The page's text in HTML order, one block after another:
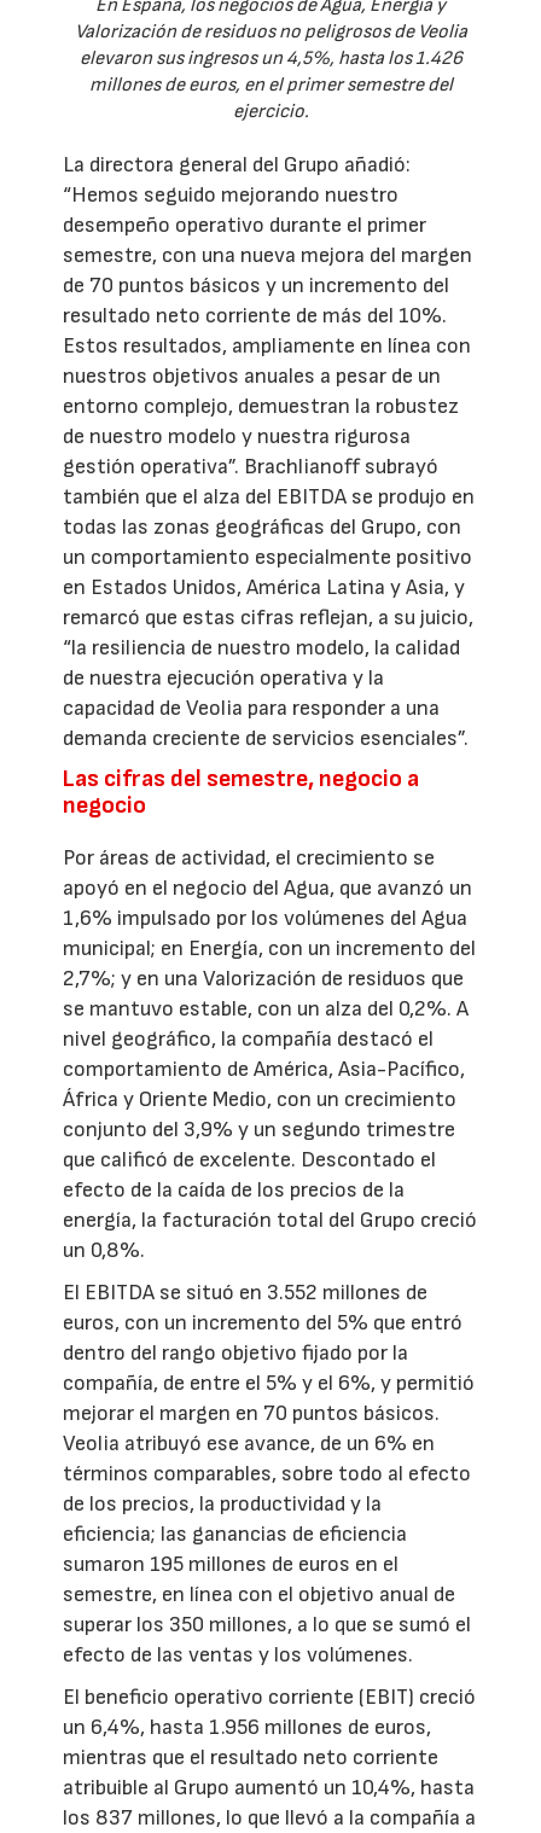
En España, los negocios de Agua, Energía y
Valorización de residuos no peligrosos de Veolia
elevaron sus ingresos un 4,5%, hasta los 1.426
millones de euros, en el primer semestre del
ejercicio.
La directora general del Grupo añadió:
“Hemos seguido mejorando nuestro
desempeño operativo durante el primer
semestre, con una nueva mejora del margen
de 70 puntos básicos y un incremento del
resultado neto corriente de más del 10%.
Estos resultados, ampliamente en línea con
nuestros objetivos anuales a pesar de un
entorno complejo, demuestran la robustez
de nuestro modelo y nuestra rigurosa
gestión operativa”. Brachlianoff subrayó
también que el alza del EBITDA se produjo en
todas las zonas geográficas del Grupo, con
un comportamiento especialmente positivo
en Estados Unidos, América Latina y Asia, y
remarcó que estas cifras reflejan, a su juicio,
“la resiliencia de nuestro modelo, la calidad
de nuestra ejecución operativa y la
capacidad de Veolia para responder a una
demanda creciente de servicios esenciales”.
Las cifras del semestre, negocio a
negocio
Por áreas de actividad, el crecimiento se
apoyó en el negocio del Agua, que avanzó un
1,6% impulsado por los volúmenes del Agua
municipal; en Energía, con un incremento del
2,7%; y en una Valorización de residuos que
se mantuvo estable, con un alza del 0,2%. A
nivel geográfico, la compañía destacó el
comportamiento de América, Asia-Pacífico,
África y Oriente Medio, con un crecimiento
conjunto del 3,9% y un segundo trimestre
que calificó de excelente. Descontado el
efecto de la caída de los precios de la
energía, la facturación total del Grupo creció
un 0,8%.
El EBITDA se situó en 3.552 millones de
euros, con un incremento del 5% que entró
dentro del rango objetivo fijado por la
compañía, de entre el 5% y el 6%, y permitió
mejorar el margen en 70 puntos básicos.
Veolia atribuyó ese avance, de un 6% en
términos comparables, sobre todo al efecto
de los precios, la productividad y la
eficiencia; las ganancias de eficiencia
sumaron 195 millones de euros en el
semestre, en línea con el objetivo anual de
superar los 350 millones, a lo que se sumó el
efecto de las ventas y los volúmenes.
El beneficio operativo corriente (EBIT) creció
un 6,4%, hasta 1.956 millones de euros,
mientras que el resultado neto corriente
atribuible al Grupo aumentó un 10,4%, hasta
los 837 millones, lo que llevó a la compañía a